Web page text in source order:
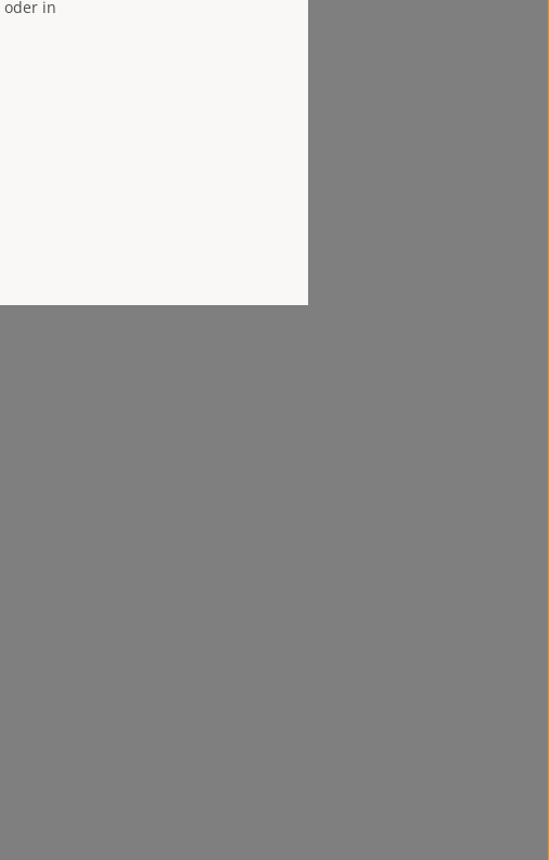
oder in